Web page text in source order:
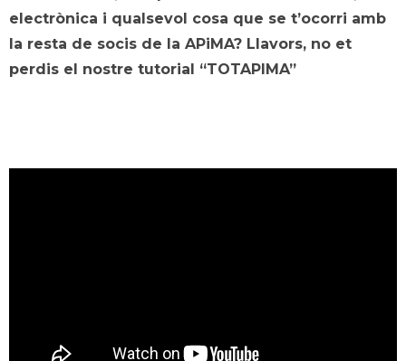
electrònica i qualsevol cosa que se t’ocorri amb
la resta de socis de la APiMA? Llavors, no et
perdis el nostre tutorial “TOTAPIMA”